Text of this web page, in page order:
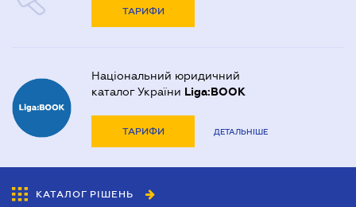
ТАРИФИ
Національний юридичний
каталог України Liga:BOOK
ТАРИФИ ДЕТАЛЬНІШЕ
КАТАЛОГ РІШЕНЬ